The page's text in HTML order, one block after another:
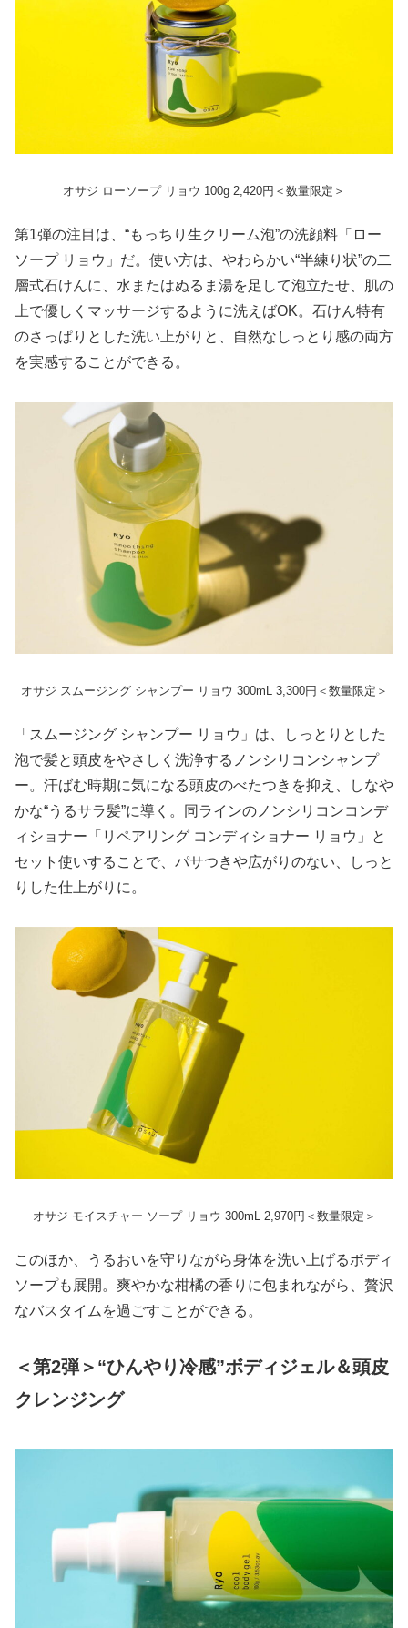
オサジ ローソープ リョウ 100g 2,420円＜数量限定＞
第1弾の注目は、“もっちり生クリーム泡”の洗顔料「ロー
ソープ リョウ」だ。使い方は、やわらかい“半練り状”の二
層式石けんに、水またはぬるま湯を足して泡立たせ、肌の
上で優しくマッサージするように洗えばOK。石けん特有
のさっぱりとした洗い上がりと、自然なしっとり感の両方
を実感することができる。
オサジ スムージング シャンプー リョウ 300mL 3,300円＜数量限定＞
「スムージング シャンプー リョウ」は、しっとりとした
泡で髪と頭皮をやさしく洗浄するノンシリコンシャンプ
ー。汗ばむ時期に気になる頭皮のべたつきを抑え、しなや
かな“うるサラ髪”に導く。同ラインのノンシリコンコンデ
ィショナー「リペアリング コンディショナー リョウ」と
セット使いすることで、パサつきや広がりのない、しっと
りした仕上がりに。
オサジ モイスチャー ソープ リョウ 300mL 2,970円＜数量限定＞
このほか、うるおいを守りながら身体を洗い上げるボディ
ソープも展開。爽やかな柑橘の香りに包まれながら、贅沢
なバスタイムを過ごすことができる。
＜第2弾＞“ひんやり冷感”ボディジェル＆頭皮
クレンジング